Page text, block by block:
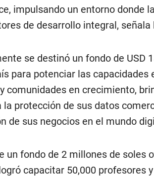
impulsando un entorno donde
de desarrollo integral, señala
se destinó un fondo de USD
para potenciar las capacidades
comunidades en crecimiento,
protección de sus datos
de sus negocios en el mundo
un fondo de 2 millones de soles
capacitar 50,000 profesores